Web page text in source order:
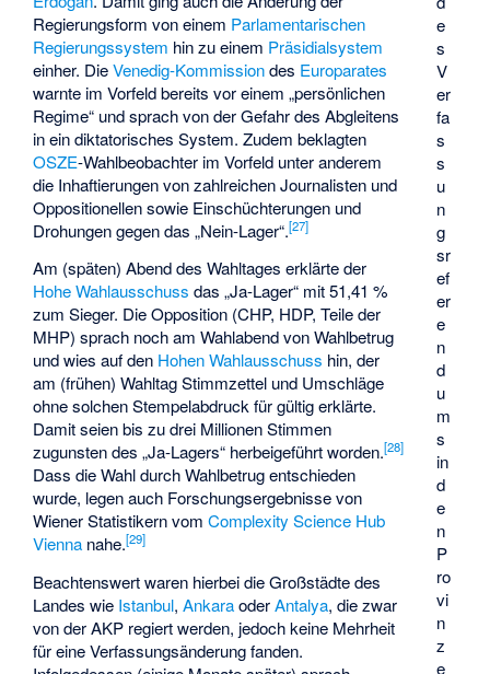
e
s
V
er
fa
s
s
u
n
g
sr
ef
er
e
n
d
u
m
s
in
d
e
n
P
ro
vi
n
z
e
Regierungsform von einem Parlamentarischen
Regierungssystem hin zu einem Präsidialsystem
einher. DieVenedig-Kommissiondes Europarates
warnte im Vorfeld bereits vor einem „persönlichen
Regime“ und sprach von der Gefahr des Abgleitens
in ein diktatorisches System. Zudem beklagten
OSZE-Wahlbeobachter im Vorfeld unter anderem
die Inhaftierungen von zahlreichen Journalisten und
Oppositionellen sowie Einschüchterungen und
Drohungen gegen das „Nein-Lager“.[27]
Am (späten) Abend des Wahltages erklärte der
Hohe Wahlausschuss das „Ja-Lager“ mit 51,41 %
zum Sieger. Die Opposition (CHP, HDP, Teile der
MHP) sprach noch am Wahlabend von Wahlbetrug
und wies auf den Hohen Wahlausschuss hin, der
am (frühen) Wahltag Stimmzettel und Umschläge
ohne solchen Stempelabdruck für gültig erklärte.
Damit seien bis zu drei Millionen Stimmen
zugunsten des „Ja-Lagers“ herbeigeführt worden.[28]
Dass die Wahl durch Wahlbetrug entschieden
wurde, legen auch Forschungsergebnisse von
Wiener Statistikern vomComplexity Science Hub
Vienna nahe.[29]
Beachtenswert waren hierbei die Großstädte des
Landes wie Istanbul,AnkaraoderAntalya, die zwar
von der AKP regiert werden, jedoch keine Mehrheit
für eine Verfassungsänderung fanden.